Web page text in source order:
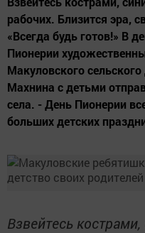
рабочих. Близится эра,
«Всегда будь готов!» В
Пионерии
Макуловского
Махнина с детьми
села. - День Пионерии
больших детских
Взвейтесь